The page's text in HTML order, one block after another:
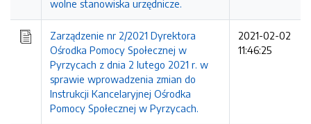
wolne stanowiska urzędnicze.
Zarządzenie nr 2/2021 Dyrektora
Ośrodka Pomocy Społecznej w
Pyrzycach z dnia 2 lutego 2021 r. w
sprawie wprowadzenia zmian do
Instrukcji Kancelaryjnej Ośrodka
Pomocy Społecznej w Pyrzycach.
2021-02-02
11:46:25